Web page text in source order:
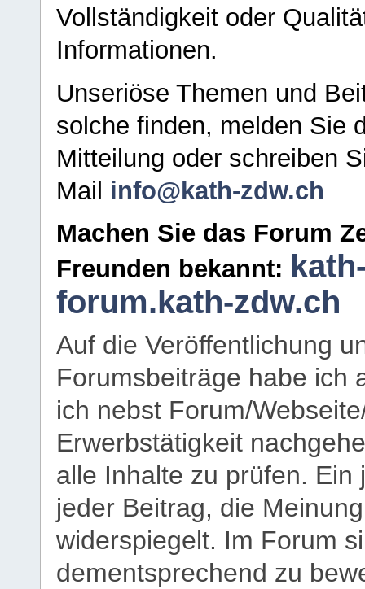
Vollständigkeit oder
Informationen.
Unseriöse Themen und
solche finden, melden Sie
Mitteilung oder schreiben
Mail info@kath-zdw.ch
Machen Sie das Forum
Freunden bekannt:
forum.kath-zdw.ch
Auf die Veröffentlichung
Forumsbeiträge habe ich
ich nebst Forum/
Erwerbstätigkeit
alle Inhalte zu prüfen.
jeder Beitrag, die
widerspiegelt. Im Forum
dementsprechend zu